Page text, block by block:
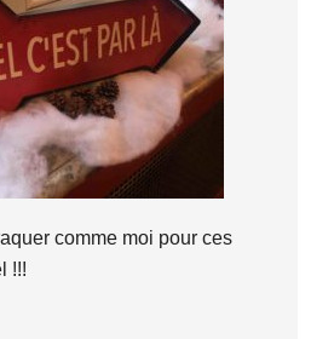
comme moi pour ces
!!!